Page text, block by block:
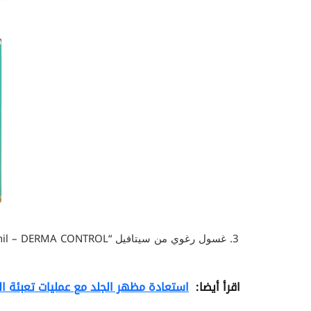
غسول رغوي من سيتافيل “Cetaphil – DERMA CONTROL” للبشرة الدهنية والحساسة
اقرأ أيضا: استعادة مظهر الجلد مع عمليات تعبئة